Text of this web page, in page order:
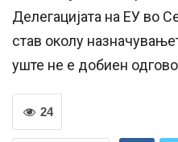
Делегацијата на ЕУ во
став околу
уште не е добиен
24